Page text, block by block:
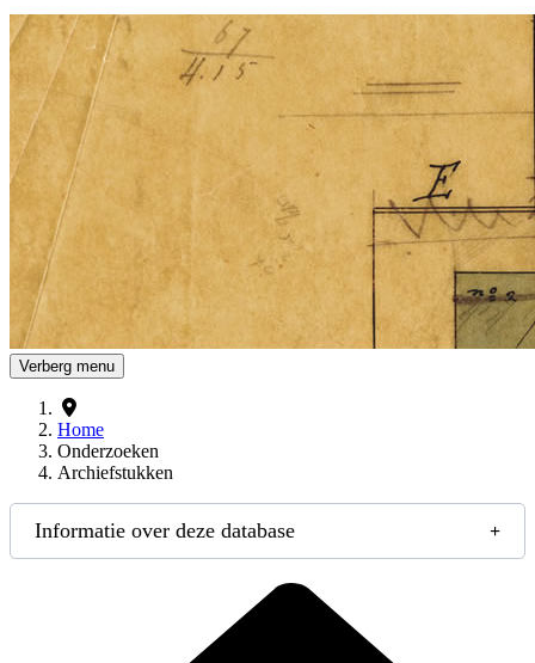
Drents Archief
Verberg menu
Home
Onderzoeken
Archiefstukken
Informatie over deze database